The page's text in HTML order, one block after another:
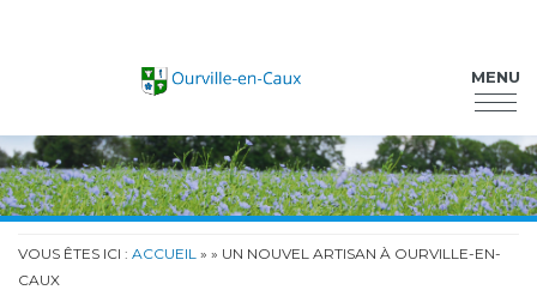
Ourville-en-CauxMENU
VOUS ÊTES ICI : ACCUEIL » » UN NOUVEL ARTISAN À OURVILLE-EN-
CAUX